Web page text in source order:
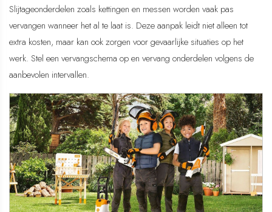
Slijtageonderdelen zoals kettingen en messen worden vaak pas
vervangen wanneer het al te laat is. Deze aanpak leidt niet alleen tot
extra kosten, maar kan ook zorgen voor gevaarlijke situaties op het
werk. Stel een vervangschema op en vervang onderdelen volgens de
aanbevolen intervallen.